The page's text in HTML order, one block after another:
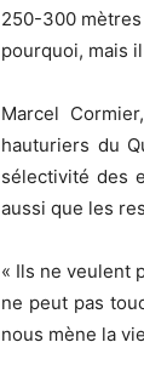
250-300 mètres
pourquoi, mais
Marcel
hauturiers du
sélectivité des
aussi que les
« Ils ne veulent
ne peut pas
nous mène la